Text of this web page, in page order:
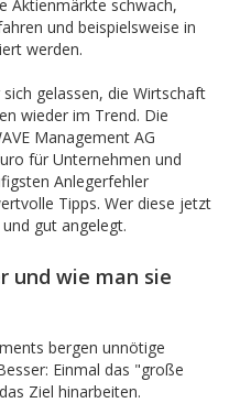
Aktienmärkte schwach,
und beispielsweise in
werden.
gelassen, die Wirtschaft
wieder im Trend. Die
Management AG
für Unternehmen und
Anlegerfehler
Tipps. Wer diese jetzt
gut angelegt.
und wie man sie
bergen unnötige
Einmal das "große
Ziel hinarbeiten.